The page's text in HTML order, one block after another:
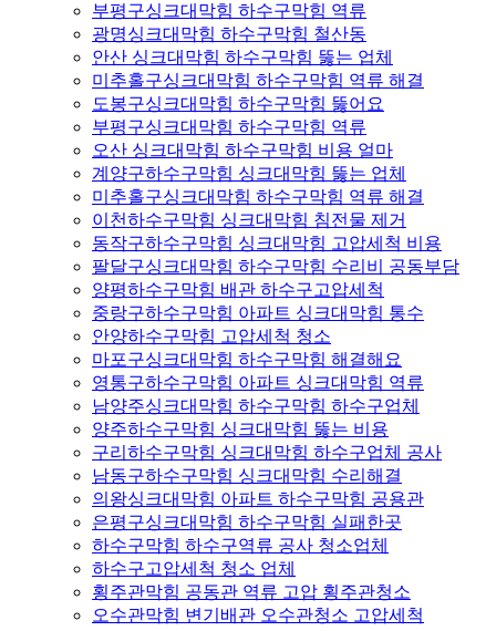
부평구싱크대막힘 하수구막힘 역류
광명싱크대막힘 하수구막힘 철산동
안산 싱크대막힘 하수구막힘 뚫는 업체
미추홀구싱크대막힘 하수구막힘 역류 해결
도봉구싱크대막힘 하수구막힘 뚫어요
부평구싱크대막힘 하수구막힘 역류
오산 싱크대막힘 하수구막힘 비용 얼마
계양구하수구막힘 싱크대막힘 뚫는 업체
미추홀구싱크대막힘 하수구막힘 역류 해결
이천하수구막힘 싱크대막힘 침전물 제거
동작구하수구막힘 싱크대막힘 고압세척 비용
팔달구싱크대막힘 하수구막힘 수리비 공동부담
양평하수구막힘 배관 하수구고압세척
중랑구하수구막힘 아파트 싱크대막힘 통수
안양하수구막힘 고압세척 청소
마포구싱크대막힘 하수구막힘 해결해요
영통구하수구막힘 아파트 싱크대막힘 역류
남양주싱크대막힘 하수구막힘 하수구업체
양주하수구막힘 싱크대막힘 뚫는 비용
구리하수구막힘 싱크대막힘 하수구업체 공사
남동구하수구막힘 싱크대막힘 수리해결
의왕싱크대막힘 아파트 하수구막힘 공용관
은평구싱크대막힘 하수구막힘 실패한곳
하수구막힘 하수구역류 공사 청소업체
하수구고압세척 청소 업체
횡주관막힘 공동관 역류 고압 횡주관청소
오수관막힘 변기배관 오수관청소 고압세척